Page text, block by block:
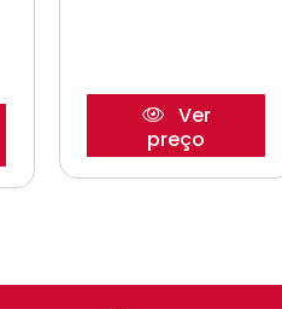
Ver
preço